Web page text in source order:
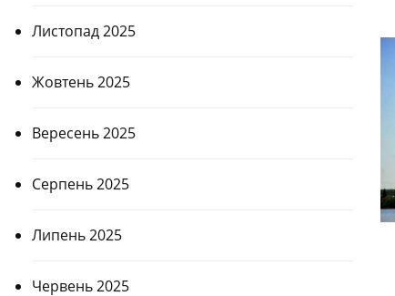
Листопад 2025
Жовтень 2025
Вересень 2025
Серпень 2025
Липень 2025
Червень 2025